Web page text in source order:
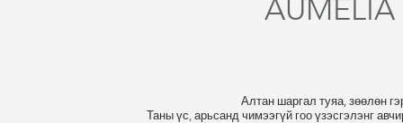
AUMELIA
Алтан шаргал туяа, зөөлөн
Таны үс, арьсанд чимээгүй гоо үзэсгэлэнг